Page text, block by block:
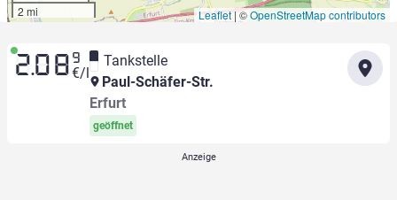
2 mi
Leaflet |©OpenStreetMap contributors
2.08 9
€/l
Tankstelle
Paul-Schäfer-Str.
Erfurt
geöffnet